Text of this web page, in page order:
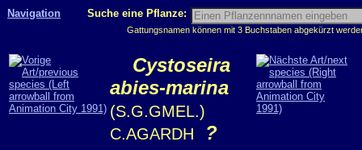
Navigation Suche eine Pflanze:
Gattungsnamen können mit 3 Buchstaben abgekürzt
Cystoseira
abies-marina
(S.G.GMEL.)
C.AGARDH
?